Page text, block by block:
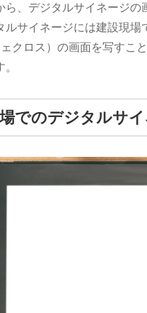
ら、デジタルサイネージ
ルサイネージには建設現
クロス）の画面を写すこ
でのデジタルサ